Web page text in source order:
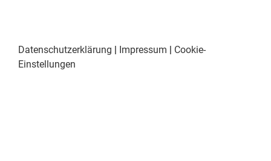
Datenschutzerklärung | Impressum | Cookie-
Einstellungen